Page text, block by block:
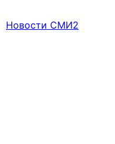
Новости СМИ2